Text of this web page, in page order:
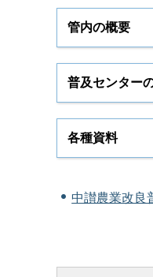
管内の概要
普及センター
各種資料
中讃農業改良